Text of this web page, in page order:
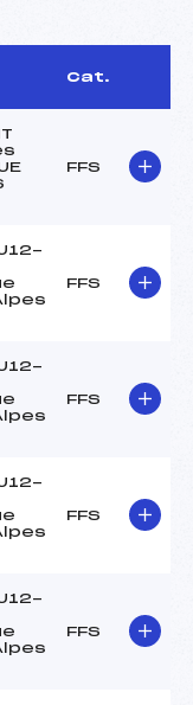
Cat.
FFS
FFS
FFS
FFS
FFS